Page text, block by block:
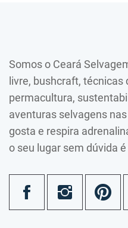
Somos o Ceará
livre, bushcraft, técnicas
permacultura,
aventuras selvagens
gosta e respira
o seu lugar sem dúvida